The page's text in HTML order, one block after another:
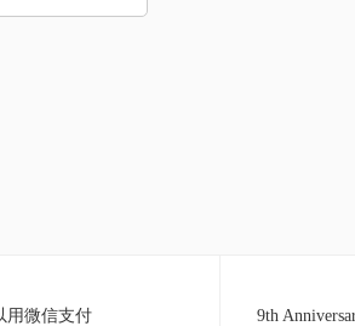
用微信支付 9th